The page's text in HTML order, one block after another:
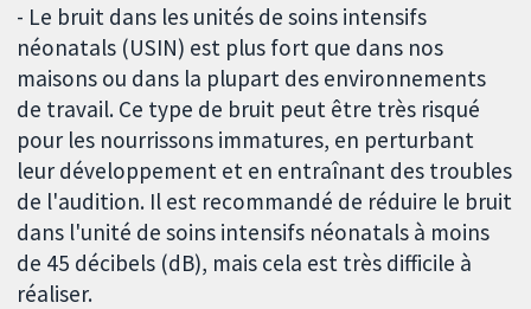
- Le bruit dans les unités de soins intensifs
néonatals (USIN) est plus fort que dans nos
maisons ou dans la plupart des environnements
de travail. Ce type de bruit peut être très risqué
pour les nourrissons immatures, en perturbant
leur développement et en entraînant des troubles
de l'audition. Il est recommandé de réduire le bruit
dans l'unité de soins intensifs néonatals à moins
de 45 décibels (dB), mais cela est très difficile à
réaliser.